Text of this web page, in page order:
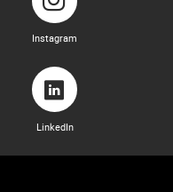
Instagram
LinkedIn